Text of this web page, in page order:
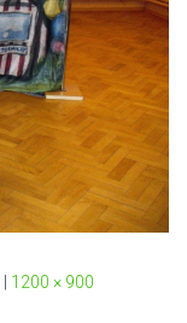
| 1200 × 900